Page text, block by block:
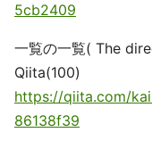
5cb2409
一覧の一覧( The
Qiita(100)
https://qiita.com/
86138f39